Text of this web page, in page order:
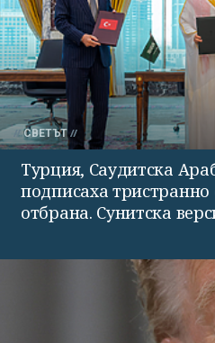
СВЕТЪТ
Турция, Саудитска
подписаха тристранно
отбрана. Сунитска